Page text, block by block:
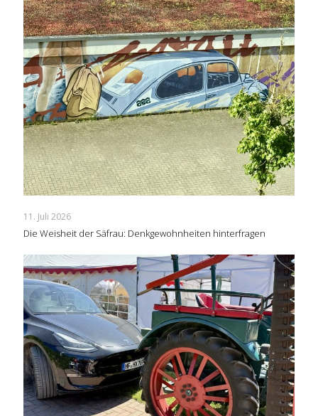
11. Juli 2026
Die Weisheit der Säfrau: Denkgewohnheiten hinterfragen